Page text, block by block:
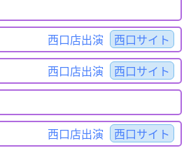
西口店出演 西口サイト
西口店出演 西口サイト
西口店出演 西口サイト